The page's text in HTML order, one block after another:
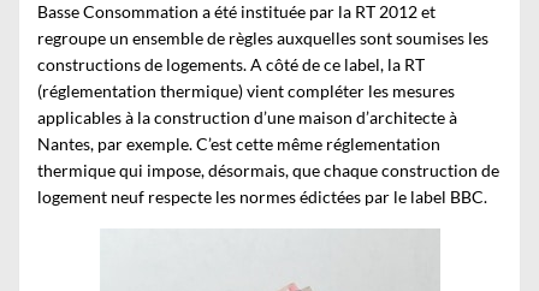
Basse Consommation a été instituée par la RT 2012 et
regroupe un ensemble de règles auxquelles sont soumises les
constructions de logements. A côté de ce label, la RT
(réglementation thermique) vient compléter les mesures
applicables à la construction d’une maison d’architecte à
Nantes, par exemple. C’est cette même réglementation
thermique qui impose, désormais, que chaque construction de
logement neuf respecte les normes édictées par le label BBC.